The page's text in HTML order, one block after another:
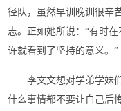
径队，虽然早训晚训很辛
志。正如她所说：“有时
许就看到了坚持的意义。”
李文文想对学弟学妹
什么事情都不要让自己后